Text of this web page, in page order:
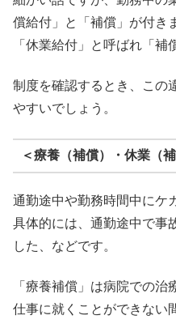
償給付」と「補償」が付き
「休業給付」と呼ばれ「補
制度を確認するとき、この
やすいでしょう。
＜療養（補償）・休業（
通勤途中や勤務時間中にケ
具体的には、通勤途中で事
した、などです。
「療養補償」は病院での
仕事に就くことができない